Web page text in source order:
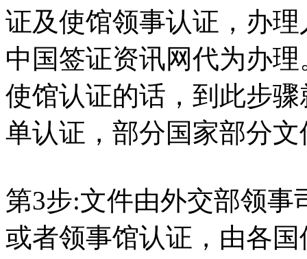
证及使馆领事认证，办
中国签证资讯网代为办
使馆认证的话，到此步
单认证，部分国家部分
第3步:文件由外交部领
或者领事馆认证，由各